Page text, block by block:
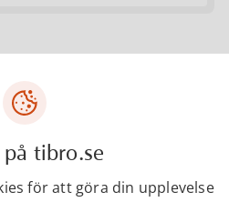
tibro.se
för att göra din upplevelse